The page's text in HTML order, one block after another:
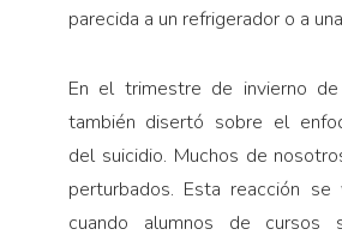
parecida a un refrigerador o a
En el trimestre de invierno
también disertó sobre el
del suicidio. Muchos de
perturbados. Esta reacción se
cuando alumnos de cursos